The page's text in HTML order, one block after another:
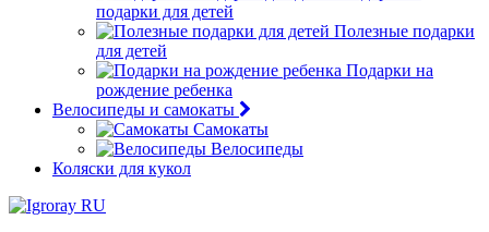
подарки для детей
Полезные подарки
для детей
Подарки на
рождение ребенка
Велосипеды и самокаты
Самокаты
Велосипеды
Коляски для кукол